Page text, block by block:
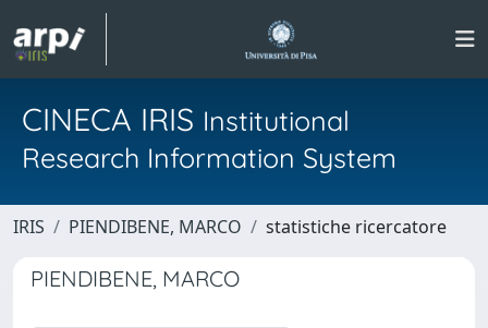
CINECA IRIS Institutional
Research Information System
IRIS PIENDIBENE, MARCO statistiche ricercatore
PIENDIBENE, MARCO